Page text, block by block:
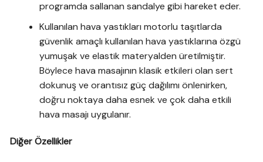
programda sallanan sandalye gibi hareket eder.
Kullanılan hava yastıkları motorlu taşıtlarda
güvenlik amaçlı kullanılan hava yastıklarına özgü
yumuşak ve elastik materyalden üretilmiştir.
Böylece hava masajının klasik etkileri olan sert
dokunuş ve orantısız güç dağılımı önlenirken,
doğru noktaya daha esnek ve çok daha etkili
hava masajı uygulanır.
Diğer Özellikler